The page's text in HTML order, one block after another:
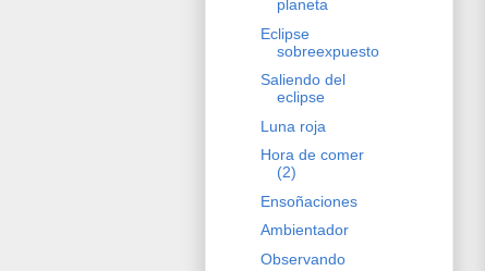
planeta
Eclipse
sobreexpuesto
Saliendo del
eclipse
Luna roja
Hora de comer
(2)
Ensoñaciones
Ambientador
Observando